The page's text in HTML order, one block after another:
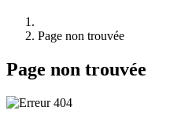
Page non trouvée
Page non trouvée